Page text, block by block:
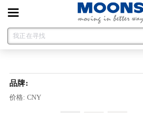
Toggle
navigation
品牌:
价格: CNY